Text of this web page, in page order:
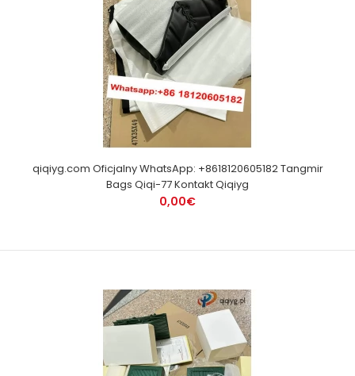
qiqiyg.com Oficjalny WhatsApp: +8618120605182 Tangmir
Bags Qiqi-77 Kontakt Qiqiyg
0,00€